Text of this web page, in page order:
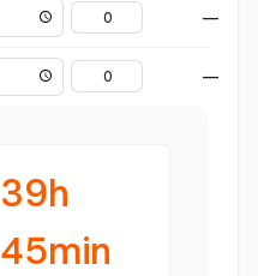
—
—
39h
45min